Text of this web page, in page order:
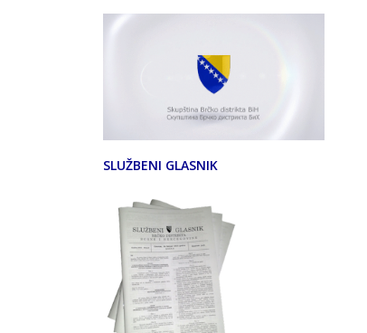
SLUŽBENI GLASNIK